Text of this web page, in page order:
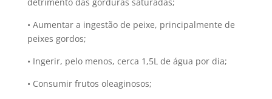
• Aumentar a ingestão de peixe, principalmente de
peixes gordos;
• Ingerir, pelo menos, cerca 1,5L de água por dia;
• Consumir frutos oleaginosos;